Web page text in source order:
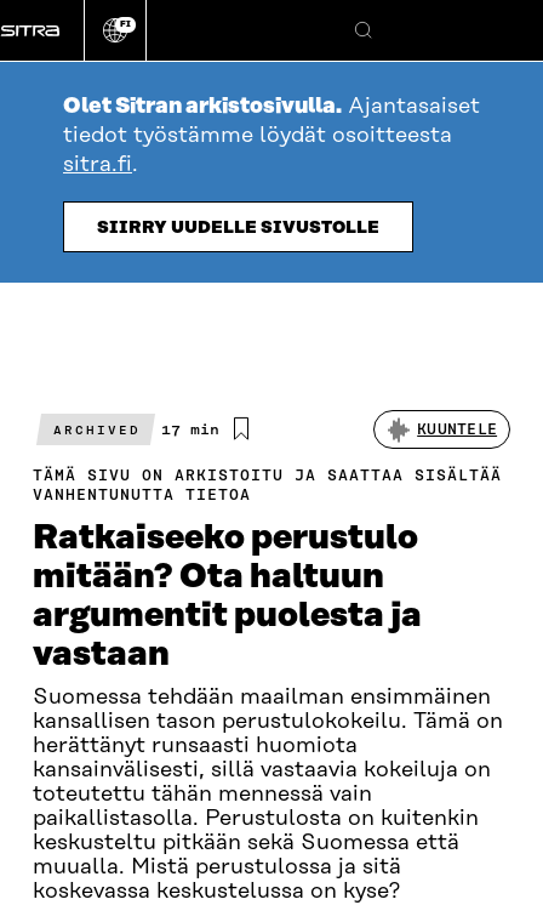
suoraan
sisältöön
Vaihda
kieli
FI
Hae
Olet Sitran arkistosivulla. Ajantasaiset
tiedot työstämme löydät osoitteesta
sitra.fi.
SIIRRY UUDELLE SIVUSTOLLE
ARCHIVED
Arvioitu
17 min KUUNTELE
TÄMÄ SIVU ON ARKISTOITU JA SAATTAA SISÄLTÄÄ
VANHENTUNUTTA TIETOA
Ratkaiseeko perustulo
mitään? Ota haltuun
argumentit puolesta ja
vastaan
Suomessa tehdään maailman ensimmäinen
kansallisen tason perustulokokeilu. Tämä on
herättänyt runsaasti huomiota
kansainvälisesti, sillä vastaavia kokeiluja on
toteutettu tähän mennessä vain
paikallistasolla. Perustulosta on kuitenkin
keskusteltu pitkään sekä Suomessa että
muualla. Mistä perustulossa ja sitä
koskevassa keskustelussa on kyse?